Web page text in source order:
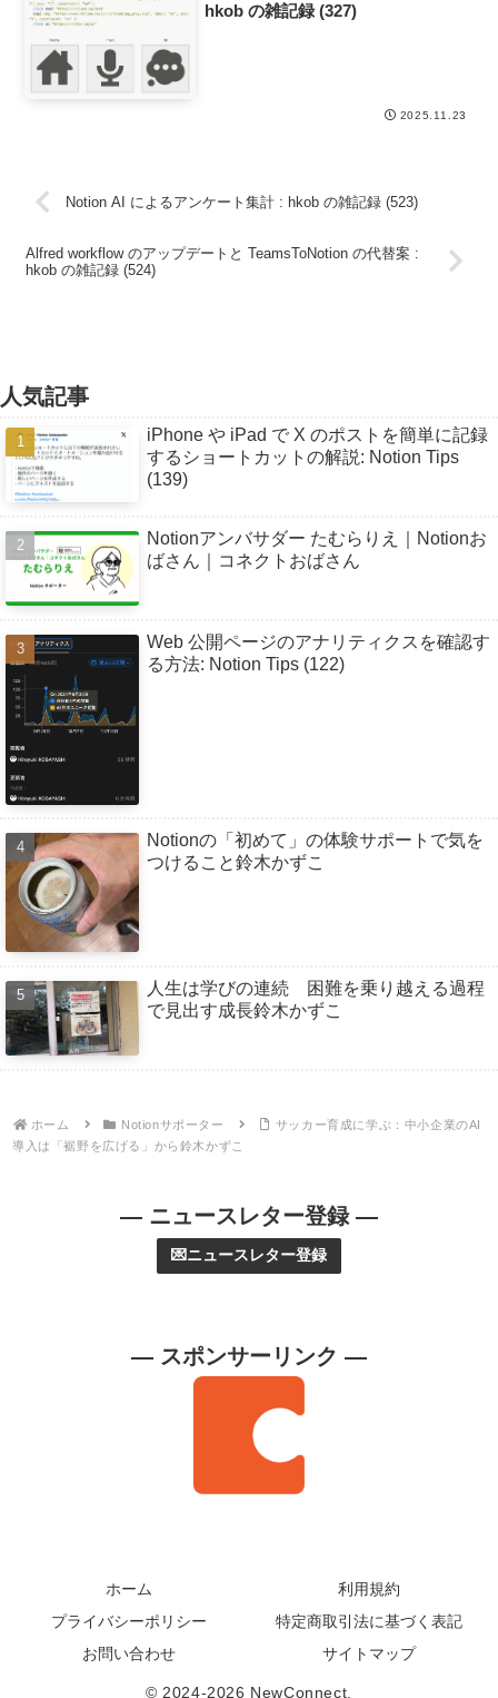
hkob の雑記録 (327)
2025.11.23
Notion AI によるアンケート集計 : hkob の雑記録 (523)
Alfred workflow のアップデートと TeamsToNotion の代替案 :
hkob の雑記録 (524)
人気記事
iPhone や iPad で X のポストを簡単に記録
するショートカットの解説: Notion Tips
(139)
Notionアンバサダー たむらりえ｜Notionお
ばさん｜コネクトおばさん
Web 公開ページのアナリティクスを確認す
る方法: Notion Tips (122)
Notionの「初めて」の体験サポートで気を
つけること鈴木かずこ
人生は学びの連続 困難を乗り越える過程
で見出す成長鈴木かずこ
ホーム Notionサポーター
サッカー育成に学ぶ：中小企業のAI
導入は「裾野を広げる」から鈴木かずこ
— ニュースレター登録 —
💌ニュースレター登録
— スポンサーリンク —
ホーム
利用規約
プライバシーポリシー
特定商取引法に基づく表記
お問い合わせ
サイトマップ
© 2024-2026 NewConnect.